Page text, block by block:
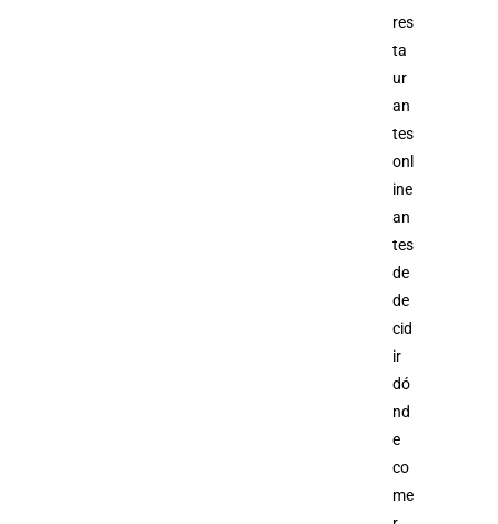
res
ta
ur
an
tes
onl
ine
an
tes
de
de
cid
ir
dó
nd
e
co
me